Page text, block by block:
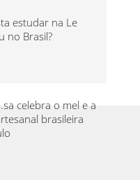
estudar na Le
no Brasil?
celebra o mel e a
brasileira